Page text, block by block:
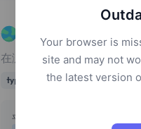
Font Mojo
在浏览器里同时预览和对比
typography
平台
Your browser is
site and may not
the latest version